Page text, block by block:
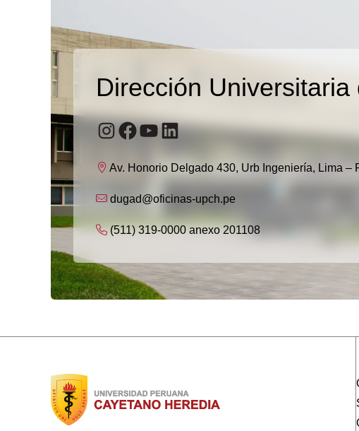
CONSEJERÍA PSICOLÓGICA
REALIZÓ JORNADA DE
SENSIBILIZACIÓN SOBRE
DESCANSO Y
AUTOCUIDADO
junio 3, 2026
El 8 de mayo, en nuestro Campus Central
Psicológica realizó la campaña
psicoeducativa “Mente tranquila, sueño
profundo”, con el objetivo de promover la
hábitos saludables en la población
solo implica dormir más horas, sino también
[…]
Dirección Universitaria
Instagram
Facebook
YouTube
LinkedIn
Av. Honorio Delgado 430, Urb Ingeniería, Lima –
dugad@oficinas-upch.pe
(511) 319-0000 anexo 201108